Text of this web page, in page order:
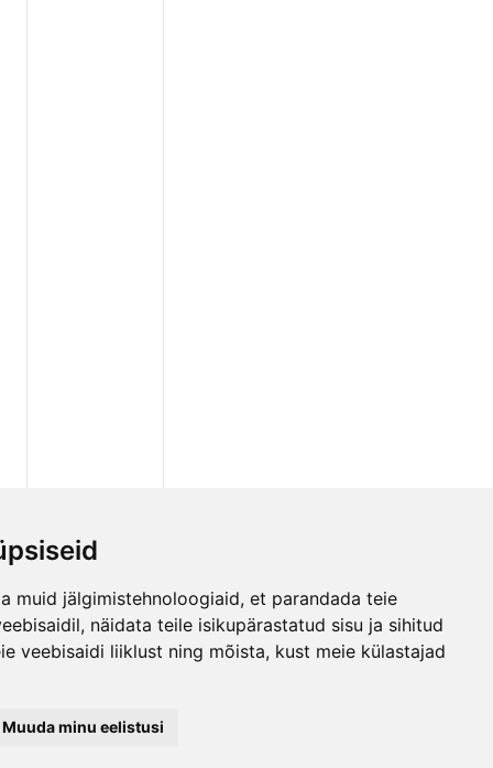
muid jälgimistehnoloogiaid, et parandada teie
näidata teile isikupärastatud sisu ja sihitud
veebisaidi liiklust ning mõista, kust meie külastajad
Muuda minu eelistusi